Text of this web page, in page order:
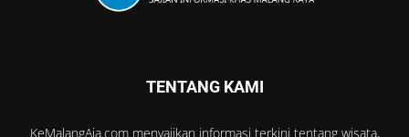
TENTANG KAMI
KeMalangAja.com menyajikan informasi terkini tentang wisata,